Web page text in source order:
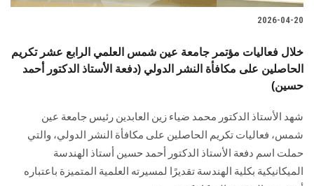
2026-04-20
خلال فعاليات مؤتمر جامعة عين شمس العلمي الرابع عشر تكريم
الحاصلين على مكافأة النشر الدولي (دفعة الأستاذ الدكتور أحمد
حسين)
شهد الأستاذ الدكتور محمد ضياء زين العابدين رئيس جامعة عين
شمس، فعاليات تكريم الحاصلين على مكافأة النشر الدولي، والتي
حملت اسم دفعة الأستاذ الدكتور أحمد حسين أستاذ الهندسة
الميكانيكية بكلية الهندسة تقديرًا لمسيرته العلمية المتميزة باعتباره